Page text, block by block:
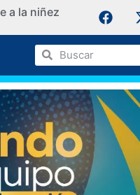
a la niñez